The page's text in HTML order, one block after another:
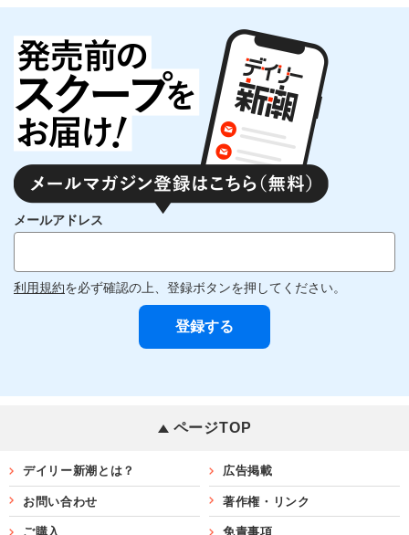
メールアドレス
利用規約を必ず確認の上、登録ボタンを押してください。
ページTOP
デイリー新潮とは？ 広告掲載
お問い合わせ 著作権・リンク
ご購入 免責事項